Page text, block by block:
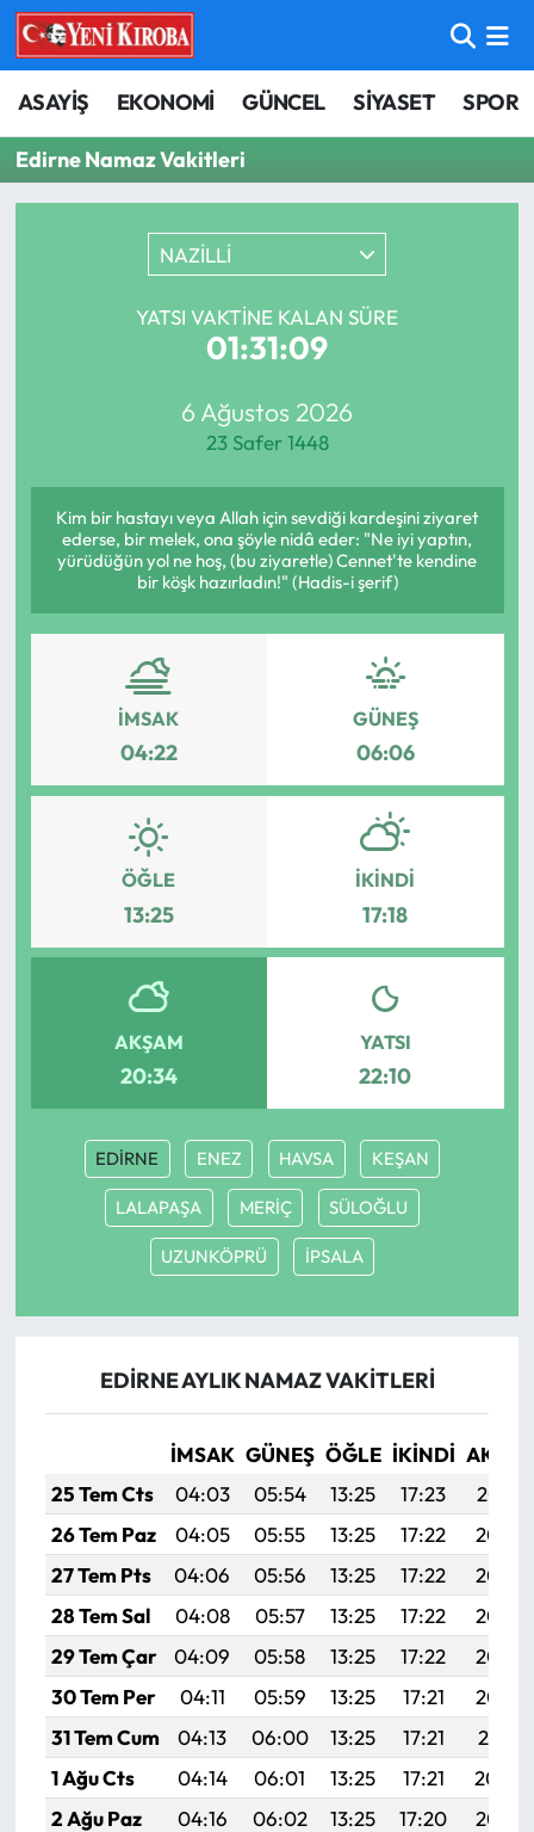
ASAYİŞ EKONOMİ GÜNCEL SİYASET SPOR
Edirne Namaz Vakitleri
NAZİLLİ
YATSI VAKTINE KALAN SÜRE
01:31:08
6 Ağustos 2026
23 Safer 1448
Kim bir hastayı veya Allah için sevdiği kardeşini ziyaret
ederse, bir melek, ona şöyle nidâ eder: "Ne iyi yaptın,
yürüdüğün yol ne hoş, (bu ziyaretle) Cennet'te kendine
bir köşk hazırladın!" (Hadis-i şerif)
İMSAK
04:22
GÜNEŞ
06:06
ÖĞLE
13:25
İKINDI
17:18
AKŞAM
20:34
YATSI
22:10
EDİRNE ENEZ HAVSA KEŞAN
LALAPAŞA MERİÇ SÜLOĞLU
UZUNKÖPRÜ İPSALA
EDİRNE AYLIK NAMAZ VAKITLERI
İMSAK GÜNEŞ ÖĞLE İKINDI
25 Tem Cts
04:03 05:54 13:25 17:23
20:47
26 Tem Paz
04:05 05:55 13:25 17:22
20:46
27 Tem Pts
04:06 05:56 13:25 17:22
20:45
28 Tem Sal
04:08 05:57 13:25 17:22
20:44
29 Tem Çar
04:09 05:58 13:25 17:22
20:43
30 Tem Per
04:11 05:59 13:25 17:21
20:42
31 Tem Cum
04:13 06:00 13:25 17:21
20:41
1 Ağu Cts
04:14 06:01 13:25 17:21
20:40
2 Ağu Paz
04:16 06:02 13:25 17:20
20:39
ASAYİŞ
BİLİM-TEKNOLOJİ
GÜNDEM
MAGAZİN
SAĞLIK
SİYASET
SPOR
TURİZM
YAŞAM
RESMİ İLANLAR
HABER İLAN
Aydın Nöbetçi Eczaneler
Aydın Hava Durumu
Aydın Trafik Yoğunluk Haritası
Süper Lig Puan Durumu ve Fikstür
Son Dakika Haberleri
Haber Arşivi